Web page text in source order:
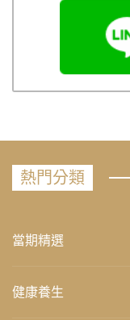
熱門分類
當期精選
健康養生